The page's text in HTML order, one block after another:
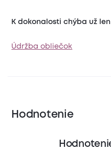
K dokonalosti chýba už
Údržba obliečok
Hodnotenie